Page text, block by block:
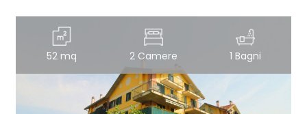
52 mq 2 Camere 1 Bagni